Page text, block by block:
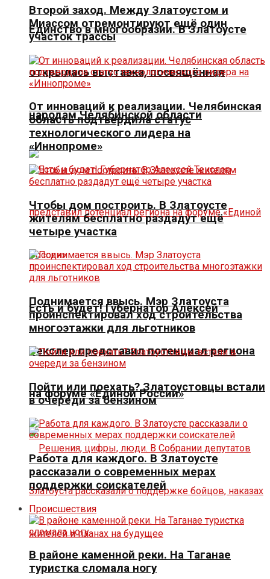
Единство в многообразии. В Златоусте
открылась выставка, посвящённая
народам Челябинской области
Есть и будет! Губернатор Алексей
Текслер представил потенциал региона
на форуме «Единой России»
Второй заход. Между Златоустом и
Миассом отремонтируют ещё один
участок трассы
От инноваций к реализации. Челябинская
область подтвердила статус
технологического лидера на
«Иннопроме»
Чтобы дом построить. В Златоусте
жителям бесплатно раздадут ещё
четыре участка
Поднимается ввысь. Мэр Златоуста
проинспектировал ход строительства
многоэтажки для льготников
Пойти или поехать? Златоустовцы встали
в очереди за бензином
Работа для каждого. В Златоусте
рассказали о современных мерах
поддержки соискателей
Происшествия
В районе каменной реки. На Таганае
туристка сломала ногу